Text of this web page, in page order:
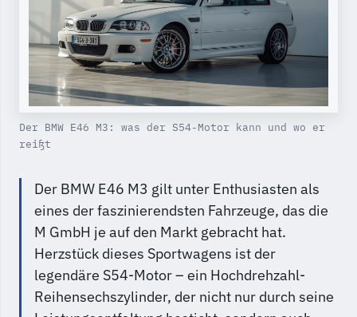
Der BMW E46 M3: was der S54-Motor kann und wo er
reißt
Der BMW E46 M3 gilt unter Enthusiasten als
eines der faszinierendsten Fahrzeuge, das die
M GmbH je auf den Markt gebracht hat.
Herzstück dieses Sportwagens ist der
legendäre S54-Motor – ein Hochdrehzahl-
Reihensechszylinder, der nicht nur durch seine